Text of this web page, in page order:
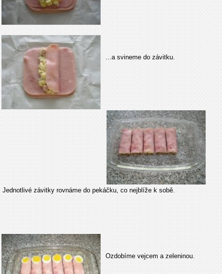
...a svineme do závitku.
Jednotlivé závitky rovnáme do pekáčku, co nejblíže k sobě.
Ozdobíme vejcem a zeleninou.